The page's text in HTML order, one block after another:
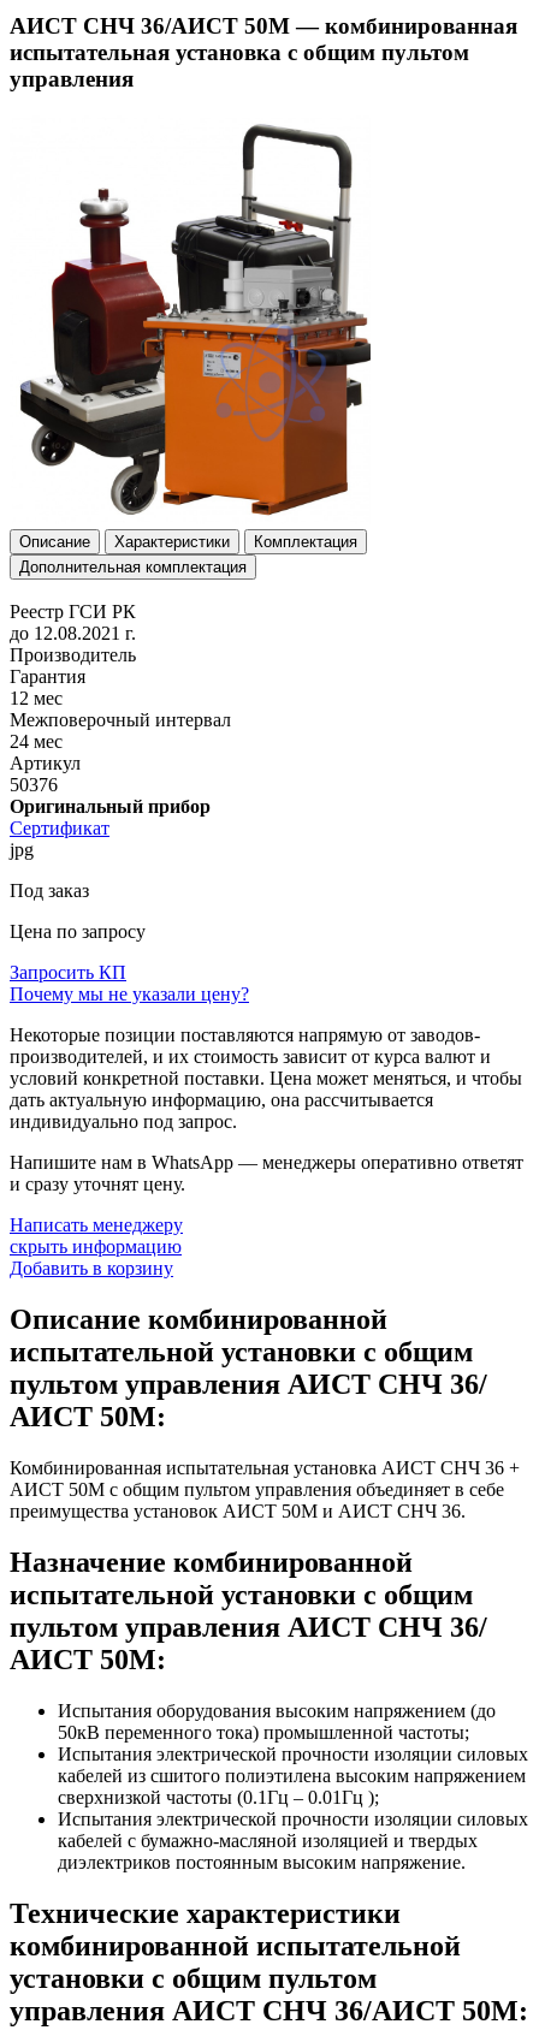
АИСТ СНЧ 36/АИСТ 50М — комбинированная
испытательная установка с общим пультом
управления
Описание Характеристики
Комплектация
Дополнительная комплектация
Реестр ГСИ РК
до 12.08.2021 г.
Производитель
Гарантия
12 мес
Межповерочный интервал
24 мес
Артикул
50376
Оригинальный прибор
Сертификат
jpg
Под заказ
Цена по запросу
Запросить КП
Почему мы не указали цену?
Некоторые позиции поставляются напрямую от заводов-
производителей, и их стоимость зависит от курса валют и
условий конкретной поставки. Цена может меняться, и чтобы
дать актуальную информацию, она рассчитывается
индивидуально под запрос.
Напишите нам в WhatsApp — менеджеры оперативно ответят
и сразу уточнят цену.
Написать менеджеру
скрыть информацию
Добавить в корзину
Описание комбинированной
испытательной установки с общим
пультом управления АИСТ СНЧ 36/
АИСТ 50М:
Комбинированная испытательная установка АИСТ СНЧ 36 +
АИСТ 50М с общим пультом управления объединяет в себе
преимущества установок АИСТ 50М и АИСТ СНЧ 36.
Назначение комбинированной
испытательной установки с общим
пультом управления АИСТ СНЧ 36/
АИСТ 50М:
Испытания оборудования высоким напряжением (до
50кВ переменного тока) промышленной частоты;
Испытания электрической прочности изоляции силовых
кабелей из сшитого полиэтилена высоким напряжением
сверхнизкой частоты (0.1Гц – 0.01Гц );
Испытания электрической прочности изоляции силовых
кабелей с бумажно-масляной изоляцией и твердых
диэлектриков постоянным высоким напряжение.
Технические характеристики
комбинированной испытательной
установки с общим пультом
управления АИСТ СНЧ 36/АИСТ 50М: